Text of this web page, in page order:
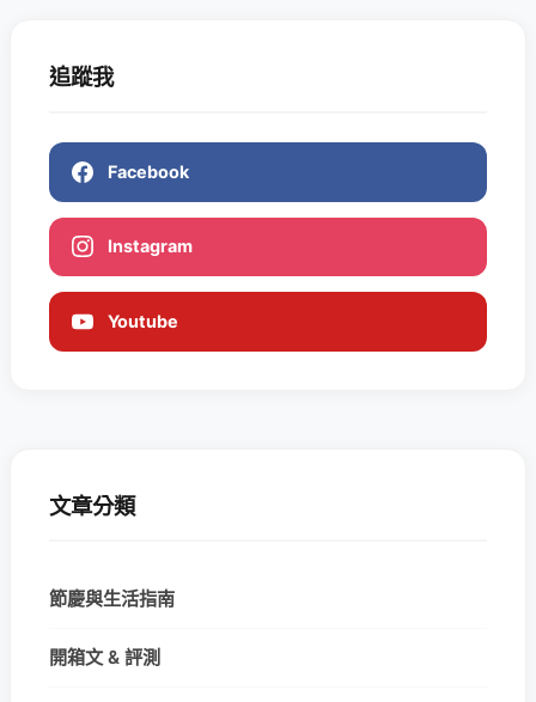
追蹤我
Facebook
Instagram
Youtube
文章分類
節慶與生活指南
開箱文 & 評測